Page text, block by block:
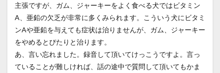
主張ですが、ガム、ジャーキーをよく食べる犬ではビタミン
A、亜鉛の欠乏が非常に多くみられます。こういう犬にビタミ
ンAや亜鉛を与えても症状は治りませんが、ガム、ジャーキー
をやめるとぴたりと治ります。
あ、言い忘れました。録音して頂いてけっこうですよ。言っ
ていることが難しければ、話の途中で質問して頂いてもかま